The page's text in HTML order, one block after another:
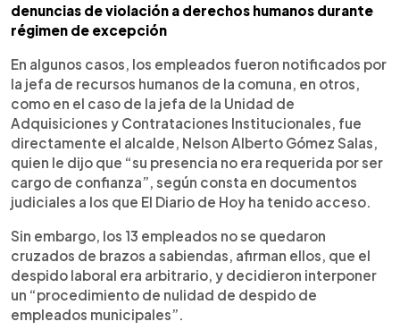
denuncias de violación a derechos humanos durante
régimen de excepción
En algunos casos, los empleados fueron notificados por
la jefa de recursos humanos de la comuna, en otros,
como en el caso de la jefa de la Unidad de
Adquisiciones y Contrataciones Institucionales, fue
directamente el alcalde, Nelson Alberto Gómez Salas,
quien le dijo que “su presencia no era requerida por ser
cargo de confianza”, según consta en documentos
judiciales a los que El Diario de Hoy ha tenido acceso.
Sin embargo, los 13 empleados no se quedaron
cruzados de brazos a sabiendas, afirman ellos, que el
despido laboral era arbitrario, y decidieron interponer
un “procedimiento de nulidad de despido de
empleados municipales”.